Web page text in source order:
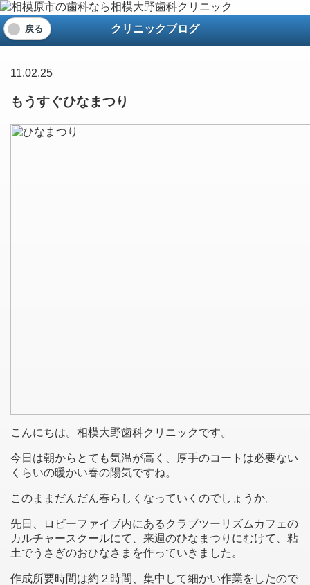
戻る クリニックブログ
11.02.25
もうすぐひなまつり
こんにちは。相模大野歯科クリニックです。
今日は朝からとても気温が高く、厚手のコートは必要ない
くらいの暖かい春の陽気ですね。
このままだんだん春らしくなっていくのでしょうか。
先日、ロビーファイブ内にあるクラブツーリズムカフェの
カルチャースクールにて、来週のひなまつりにむけて、粘
土でうさぎのおひなさまを作っていきました。
作成所要時間は約２時間、集中して細かい作業をしたので